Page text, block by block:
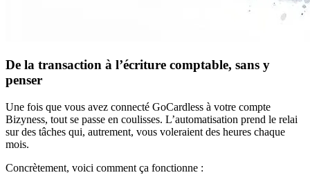
De la transaction à l’écriture comptable, sans y
penser
Une fois que vous avez connecté GoCardless à votre compte
Bizyness, tout se passe en coulisses. L’automatisation prend le relai
sur des tâches qui, autrement, vous voleraient des heures chaque
mois.
Concrètement, voici comment ça fonctionne :